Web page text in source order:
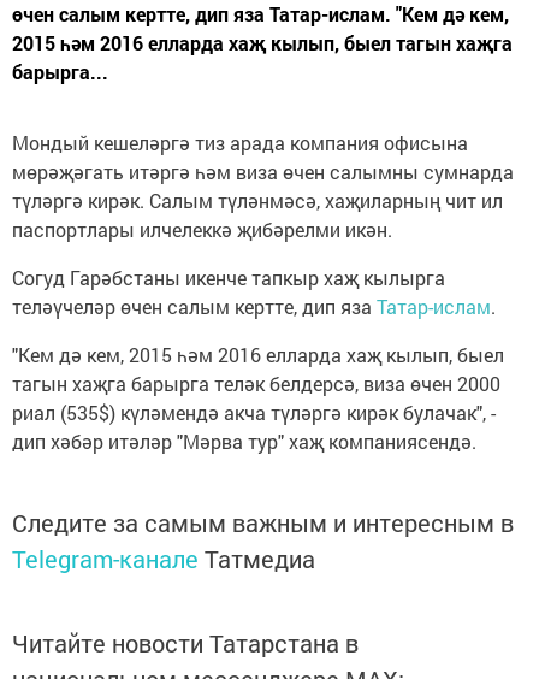
өчен салым кертте, дип яза Татар-ислам. "Кем дә кем,
2015 һәм 2016 елларда хаҗ кылып, быел тагын хаҗга
барырга...
Мондый кешеләргә тиз арада компания офисына
мөрәҗәгать итәргә һәм виза өчен салымны сумнарда
түләргә кирәк. Салым түләнмәсә, хаҗиларның чит ил
паспортлары илчелеккә җибәрелми икән.
Согуд Гарәбстаны икенче тапкыр хаҗ кылырга
теләүчеләр өчен салым кертте, дип яза Татар-ислам.
"Кем дә кем, 2015 һәм 2016 елларда хаҗ кылып, быел
тагын хаҗга барырга теләк белдерсә, виза өчен 2000
риал (535$) күләмендә акча түләргә кирәк булачак", -
дип хәбәр итәләр "Мәрва тур" хаҗ компаниясендә.
Следите за самым важным и интересным в
Telegram-канале Татмедиа
Читайте новости Татарстана в